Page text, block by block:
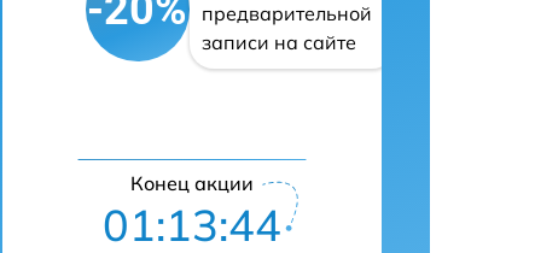
предварительной
записи на сайте
Конец акции
01:13:43